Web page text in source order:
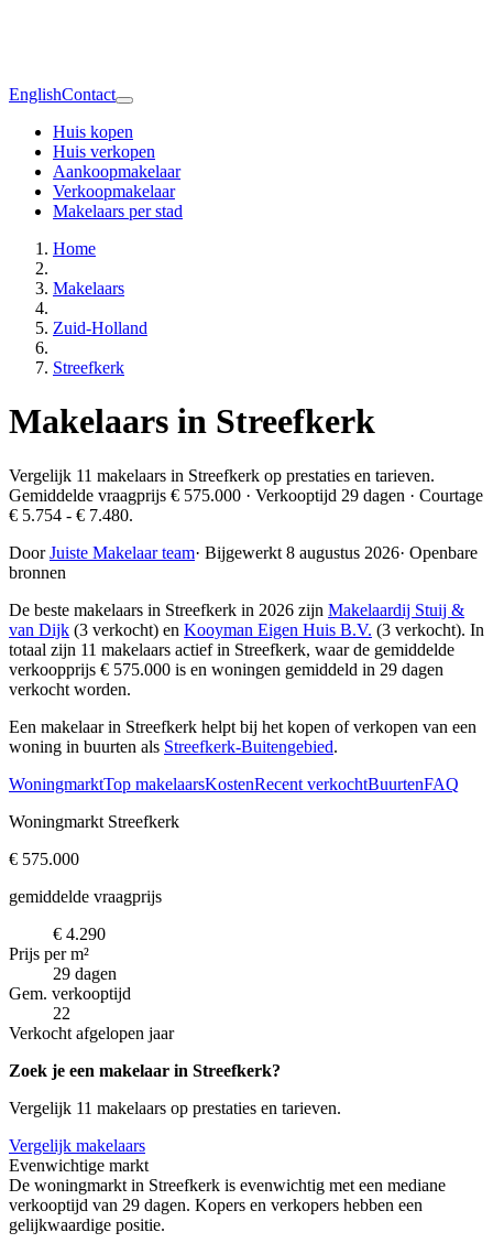
EnglishContact
Huis kopen
Huis verkopen
Aankoopmakelaar
Verkoopmakelaar
Makelaars per stad
Home
Makelaars
Zuid-Holland
Streefkerk
Makelaars in Streefkerk
Vergelijk 11 makelaars in Streefkerk op prestaties en tarieven.
Gemiddelde vraagprijs € 575.000 · Verkooptijd 29 dagen · Courtage
€ 5.754 - € 7.480.
DoorJuiste Makelaar team· Bijgewerkt 8 augustus 2026· Openbare
bronnen
De beste makelaars in Streefkerk in 2026 zijn Makelaardij Stuij &
van Dijk (3 verkocht) en Kooyman Eigen Huis B.V. (3 verkocht). In
totaal zijn 11 makelaars actief in Streefkerk, waar de gemiddelde
verkoopprijs € 575.000 is en woningen gemiddeld in 29 dagen
verkocht worden.
Een makelaar in Streefkerk helpt bij het kopen of verkopen van een
woning in buurten als Streefkerk-Buitengebied.
WoningmarktTop makelaarsKostenRecent verkochtBuurtenFAQ
Woningmarkt Streefkerk
€ 575.000
gemiddelde vraagprijs
€ 4.290
Prijs per m²
29 dagen
Gem. verkooptijd
22
Verkocht afgelopen jaar
Zoek je een makelaar in Streefkerk?
Vergelijk 11 makelaars op prestaties en tarieven.
Vergelijk makelaars
Evenwichtige markt
De woningmarkt in Streefkerk is evenwichtig met een mediane
verkooptijd van 29 dagen. Kopers en verkopers hebben een
gelijkwaardige positie.